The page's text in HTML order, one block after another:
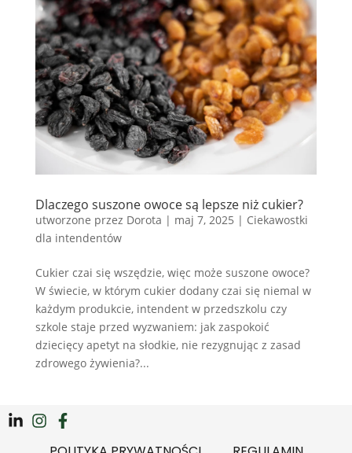
Dlaczego suszone owoce są lepsze niż cukier?
utworzone przez Dorota | maj 7, 2025 | Ciekawostki
dla intendentów
Cukier czai się wszędzie, więc może suszone owoce?
W świecie, w którym cukier dodany czai się niemal w
każdym produkcie, intendent w przedszkolu czy
szkole staje przed wyzwaniem: jak zaspokoić
dziecięcy apetyt na słodkie, nie rezygnując z zasad
zdrowego żywienia?...